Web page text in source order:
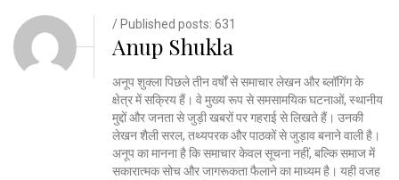
/ Published posts: 631
Anup Shukla
अनूप शुक्ला पिछले तीन वर्षों से समाचार लेखन और ब्लॉगिंग के
क्षेत्र में सक्रिय हैं। वे मुख्य रूप से समसामयिक घटनाओं, स्थानीय
मुद्दों और जनता से जुड़ी खबरों पर गहराई से लिखते हैं। उनकी
लेखन शैली सरल, तथ्यपरक और पाठकों से जुड़ाव बनाने वाली है।
अनूप का मानना है कि समाचार केवल सूचना नहीं, बल्कि समाज में
सकारात्मक सोच और जागरूकता फैलाने का माध्यम है। यही वजह